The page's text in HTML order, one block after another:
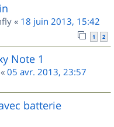
« 18 juin 2013, 15:42
1 2
Note 1
« 05 avr. 2013, 23:57
batterie